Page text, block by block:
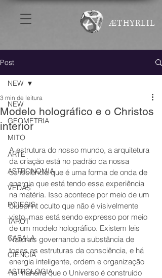
ÆTHYRLIL
Post
NEW
GEOMETRIA
MITO
ARTE
ASTRONOMIA
VEDAS
POIESIS
TAROT
CABALA
CIÊNCIA
ASTROLOGIA
NEW
Modelo holográfico e o Christos
interior
3 min de leitura
A estrutura do nosso mundo, a arquitetura
da criação está no padrão da nossa
consciência que é uma forma de onda de
energia que está tendo essa experiência
na matéria. Isso acontece por meio de um
blueprint oculto que não é visivelmente
visto, mas está sendo expresso por meio
de um modelo holográfico. Existem leis
Naturais governando a substância de
todas as estruturas da consciência, e há
energia inteligente, ordem e organização
na maneira que o Universo é construído